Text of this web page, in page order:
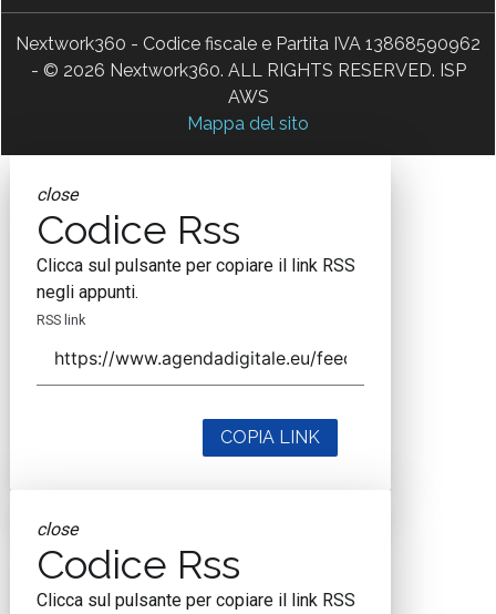
Nextwork360 - Codice fiscale e Partita IVA 13868590962
- © 2026 Nextwork360. ALL RIGHTS RESERVED. ISP
AWS
Mappa del sito
close
Codice Rss
Clicca sul pulsante per copiare il link RSS
negli appunti.
RSS link
COPIA LINK
close
Codice Rss
Clicca sul pulsante per copiare il link RSS